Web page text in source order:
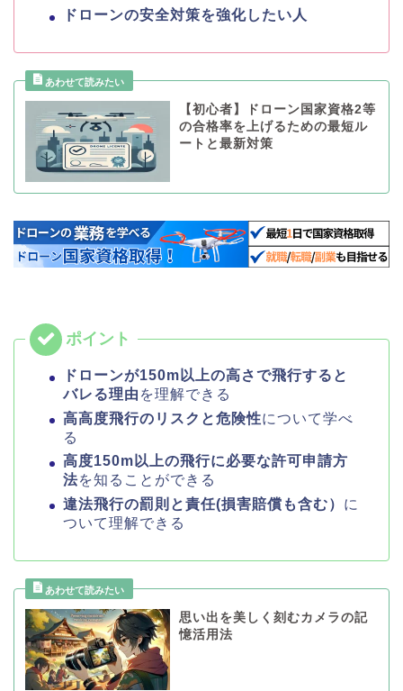
ドローンの安全対策を強化したい人
【初心者】ドローン国家資格2等
の合格率を上げるための最短ル
ートと最新対策
ドローンが150m以上の高さで飛行すると
バレる理由 を理解できる
高高度飛行のリスクと危険性について学べ
る
高度150m以上の飛行に必要な許可申請方
法を知ることができる
違法飛行の罰則と責任(損害賠償も含む） に
ついて理解できる
思い出を美しく刻むカメラの記
憶活用法